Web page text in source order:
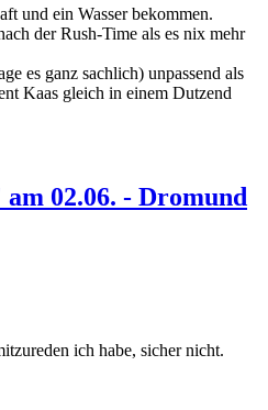
und ein Wasser bekommen.
der Rush-Time als es nix mehr
es ganz sachlich) unpassend als
Kaas gleich in einem Dutzend
02.06. - Dromund
ich habe, sicher nicht.